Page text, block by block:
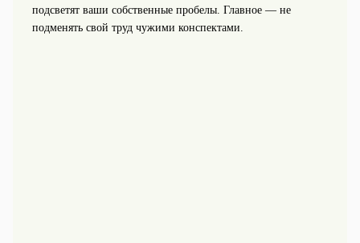
подсветят ваши собственные пробелы. Главное — не
подменять свой труд чужими конспектами.